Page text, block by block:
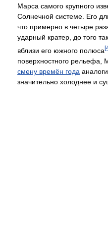
Марса самого крупного
Солнечной системе. Его
что примерно в четыре
ударный кратер, до того
вблизи его южного полюса
поверхностного
смену времён года
значительно холоднее и